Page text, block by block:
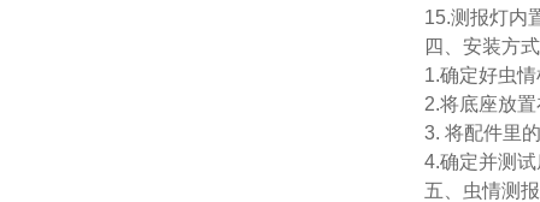
15.测报灯内
四、安装方
1.确定好虫
2.将底座放
3. 将配件里
4.确定并测
五、虫情测